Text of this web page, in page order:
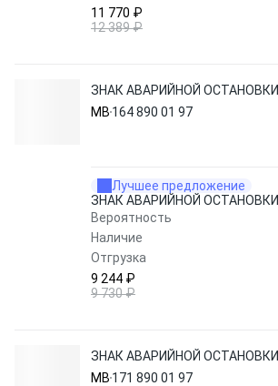
11 770 ₽
12 389 ₽
ЗНАК АВАРИЙНОЙ ОСТАНОВКИ
MB 164 890 01 97
Лучшее предложение
ЗНАК АВАРИЙНОЙ ОСТАНОВКИ
Вероятность
Наличие
Отгрузка
9 244 ₽
9 730 ₽
ЗНАК АВАРИЙНОЙ ОСТАНОВКИ
MB 171 890 01 97